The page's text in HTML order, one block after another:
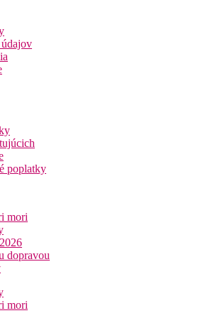
100 m
Výhľad záhrada
vlasov)
izba, Výhľad bazén
izba
2 spálne
poplatky
mori
dopravou
mori